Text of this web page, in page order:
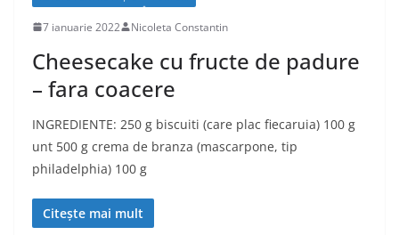
7 ianuarie 2022 Nicoleta Constantin
Cheesecake cu fructe de padure
– fara coacere
INGREDIENTE: 250 g biscuiti (care plac fiecaruia) 100 g
unt 500 g crema de branza (mascarpone, tip
philadelphia) 100 g
Citește mai mult